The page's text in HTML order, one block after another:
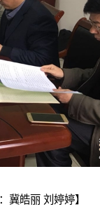
皓丽 刘婷婷】